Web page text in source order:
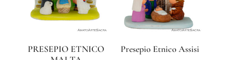
PRESEPIO ETNICO
Presepio Etnico Assisi